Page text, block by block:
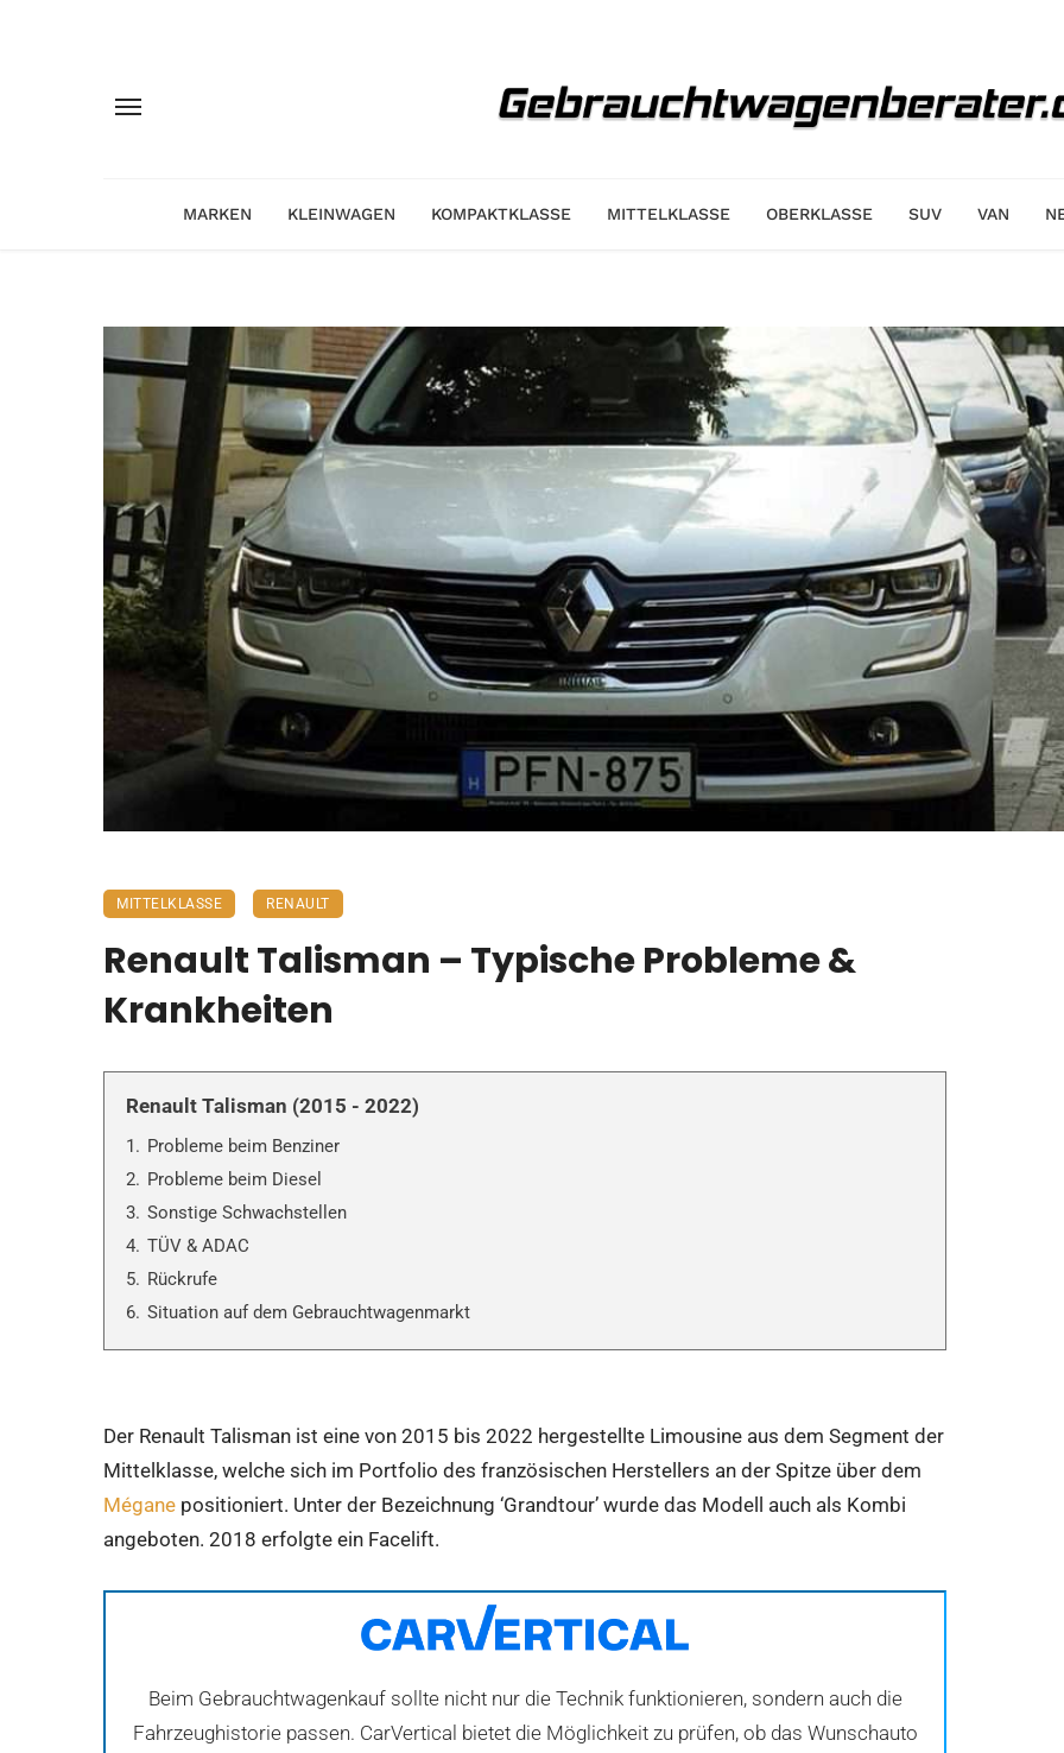
MARKEN KLEINWAGEN KOMPAKTKLASSE MITTELKLASSE OBERKLASSE SUV VAN
MITTELKLASSE RENAULT
Renault Talisman – Typische Probleme &
Krankheiten
Renault Talisman (2015 - 2022)
1. Probleme beim Benziner
2. Probleme beim Diesel
3. Sonstige Schwachstellen
4. TÜV & ADAC
5. Rückrufe
6. Situation auf dem Gebrauchtwagenmarkt
Der Renault Talisman ist eine von 2015 bis 2022 hergestellte Limousine aus dem Segment der
Mittelklasse, welche sich im Portfolio des französischen Herstellers an der Spitze über dem
Mégane positioniert. Unter der Bezeichnung ‘Grandtour’ wurde das Modell auch als Kombi
angeboten. 2018 erfolgte ein Facelift.
Beim Gebrauchtwagenkauf sollte nicht nur die Technik funktionieren, sondern auch die
Fahrzeughistorie passen. CarVertical bietet die Möglichkeit zu prüfen, ob das Wunschauto